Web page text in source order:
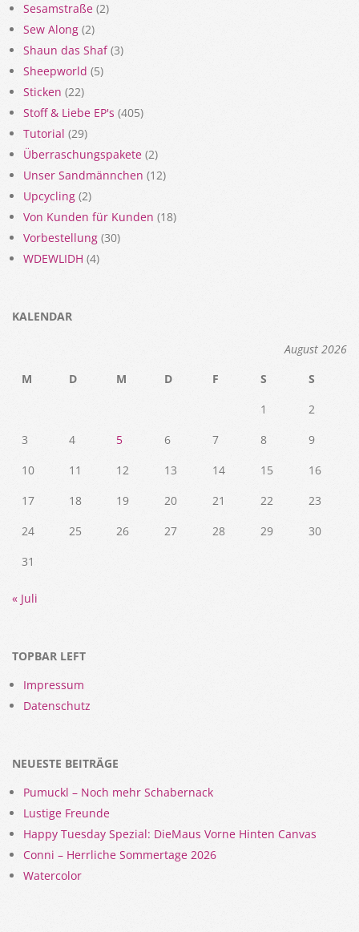
Sesamstraße (2)
Sew Along (2)
Shaun das Shaf(3)
Sheepworld (5)
Sticken (22)
Stoff & Liebe EP's (405)
Tutorial (29)
Überraschungspakete (2)
Unser Sandmännchen (12)
Upcycling (2)
Von Kunden für Kunden (18)
Vorbestellung (30)
WDEWLIDH (4)
KALENDAR
August 2026
M
D M D F S
S
1
2
3
4 5 6 7 8
9
10
11 12 13 14 15
16
17
18 19 20 21 22
23
24
25 26 27 28 29
30
31
« Juli
TOPBAR LEFT
Impressum
Datenschutz
NEUESTE BEITRÄGE
Pumuckl – Noch mehr Schabernack
Lustige Freunde
Happy Tuesday Spezial: DieMaus Vorne Hinten Canvas
Conni – Herrliche Sommertage 2026
Watercolor